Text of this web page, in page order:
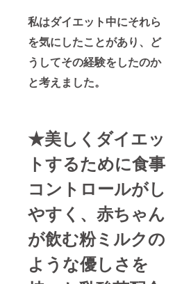
私はダイエット中にそれら
を気にしたことがあり、ど
うしてその経験をしたのか
と考えました。
★美しくダイエッ
トするために食事
コントロールがし
やすく、赤ちゃん
が飲む粉ミルクの
ような優しさを